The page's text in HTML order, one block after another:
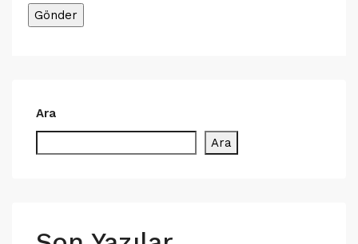
Ara
Ara